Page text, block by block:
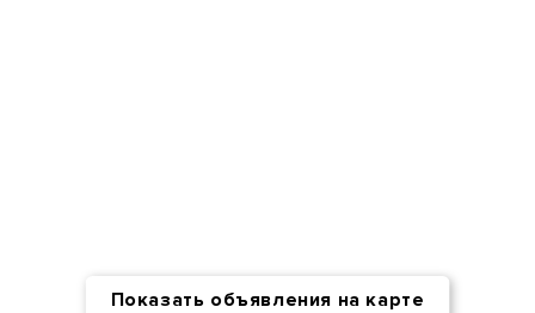
Показать объявления на карте